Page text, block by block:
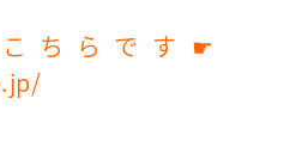
こちらです☛